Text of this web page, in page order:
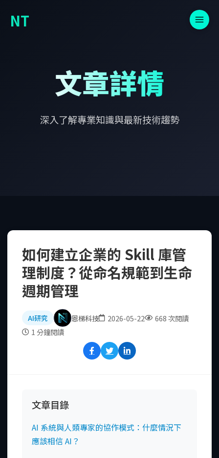
NT
文章詳情
深入了解專業知識與最新技術趨勢
如何建立企業的 Skill 庫管
理制度？從命名規範到生命
週期管理
AI研究 恩梯科技 2026-05-22
668 次閱讀
1 分鐘閱讀
文章目錄
AI 系統與人類專家的協作模式：什麼情況下
應該相信 AI？